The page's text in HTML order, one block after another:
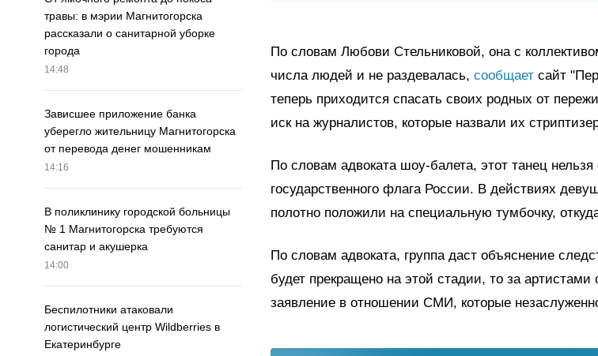
травы: в мэрии Магнитогорска
рассказали о санитарной уборке
города
14:48
Зависшее приложение банка
уберегло жительницу Магнитогорска
от перевода денег мошенникам
14:16
В поликлинику городской больницы
№ 1 Магнитогорска требуются
санитар и акушерка
14:00
Беспилотники атаковали
логистический центр Wildberries в
Екатеринбурге
По словам Любови Стельниковой, она с
числа людей и не раздевалась, сообщает сайт
теперь приходится спасать своих родных от
иск на журналистов, которые назвали их
По словам адвоката шоу-балета, этот танец нельзя
государственного флага России. В действиях
полотно положили на специальную тумбочку,
По словам адвоката, группа даст объяснение
будет прекращено на этой стадии, то за артистами
заявление в отношении СМИ, которые